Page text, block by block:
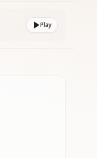
Play